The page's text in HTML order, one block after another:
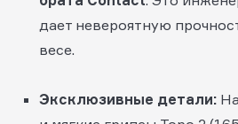
дает невероятную
весе.
Эксклюзивные детали: